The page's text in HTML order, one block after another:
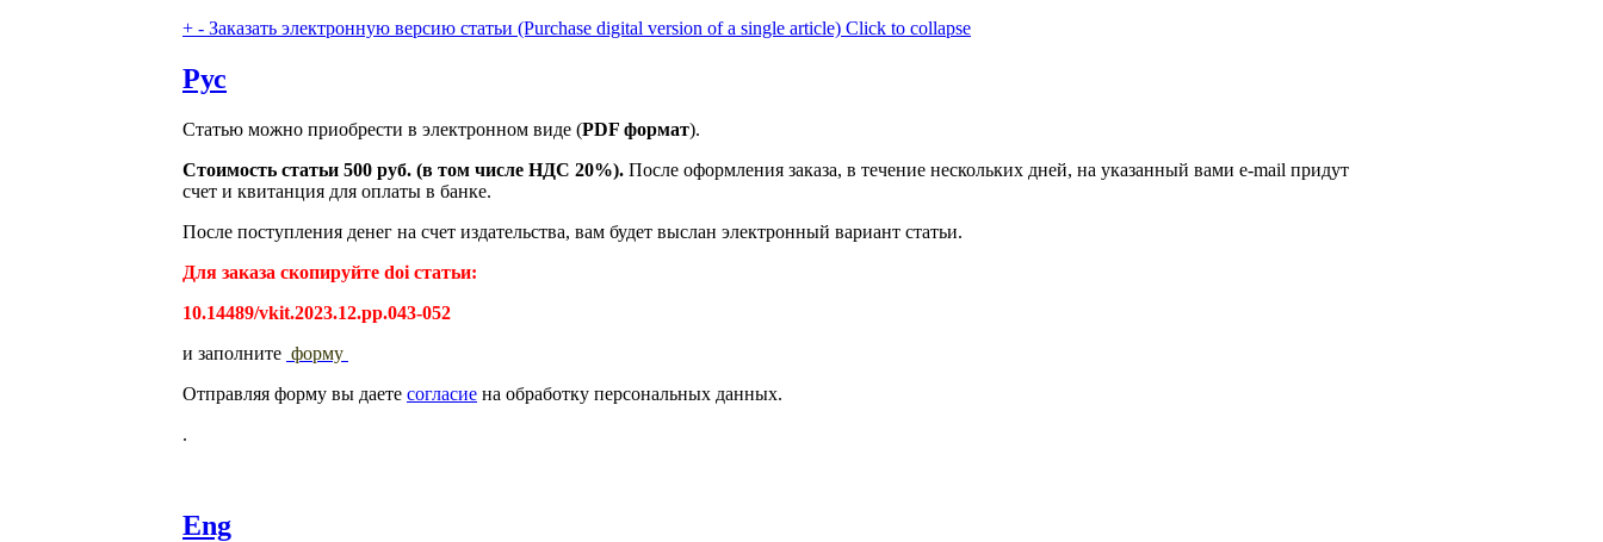
+ - Заказать электронную версию статьи (Purchase digital version of a single article) Click to collapse
Рус
Статью можно приобрести в электронном виде (PDF формат).
Стоимость статьи 500 руб. (в том числе НДС 20%). После оформления заказа, в течение нескольких дней, на указанный вами e-mail придут
счет и квитанция для оплаты в банке.
После поступления денег на счет издательства, вам будет выслан электронный вариант статьи.
Для заказа скопируйте doi статьи:
10.14489/vkit.2023.12.рр.043-052
и заполните форму
Отправляя форму вы даете согласие на обработку персональных данных.
.
Eng